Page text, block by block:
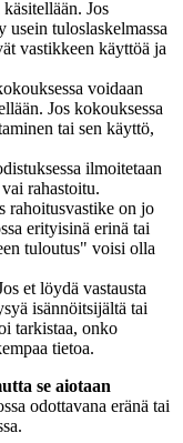
Jos
usein tuloslaskelmassa
vastikkeen käyttöä ja
voidaan
Jos kokouksessa
tai sen käyttö,
ilmoitetaan
rahastoitu.
rahoitusvastike on jo
erityisinä erinä tai
tuloutus" voisi olla
et löydä vastausta
isännöitsijältä tai
tarkistaa, onko
tietoa.
se aiotaan
odottavana eränä tai